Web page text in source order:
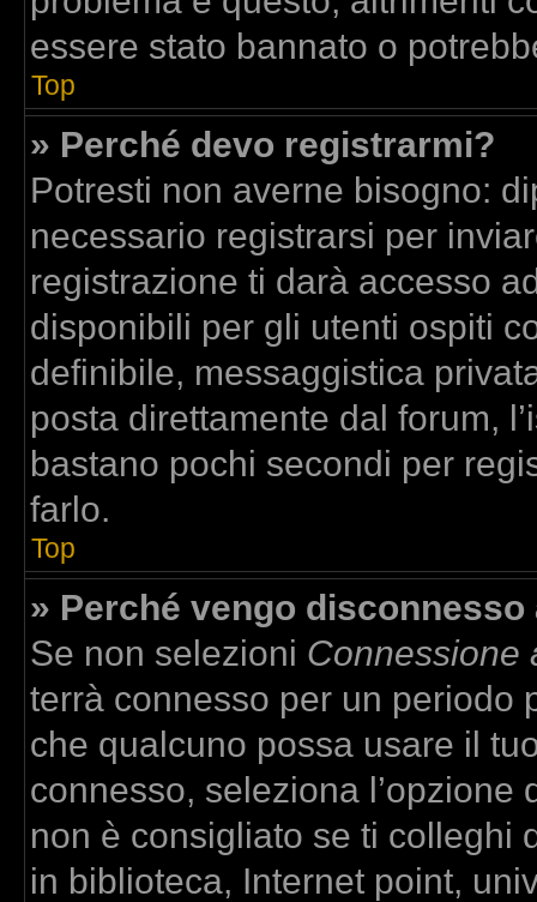
essere stato bannato o
Top
» Perché devo registrarmi?
Potresti non averne bisogno:
necessario registrarsi per
registrazione ti darà accesso
disponibili per gli utenti ospiti
definibile, messaggistica
posta direttamente dal forum,
bastano pochi secondi per
farlo.
Top
» Perché vengo
Se non selezioni Connessione
terrà connesso per un periodo
che qualcuno possa usare il
connesso, seleziona
non è consigliato se ti colleghi
in biblioteca, Internet point,